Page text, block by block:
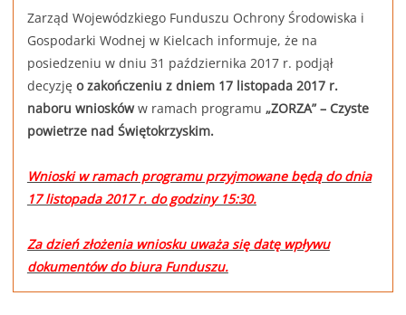
Zarząd Wojewódzkiego Funduszu Ochrony Środowiska i
Gospodarki Wodnej w Kielcach informuje, że na
posiedzeniu w dniu 31 października 2017 r. podjął
decyzję o zakończeniu z dniem 17 listopada 2017 r.
naboru wnioskóww ramach programu „ZORZA” – Czyste
powietrze nad Świętokrzyskim.
Wnioski w ramach programu przyjmowane będą do dnia
17 listopada 2017 r. do godziny 15:30.
Za dzień złożenia wniosku uważa się datę wpływu
dokumentów do biura Funduszu.